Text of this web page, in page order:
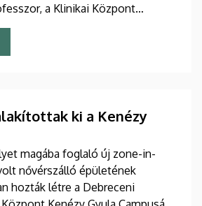
a Klinikai Központ
Anna ápolási és
adta át pénteken
között az Elnöki Hivatalban.
ki a Kenézy
magába foglaló új zone-in-
nővérszálló épületének
hozták létre a Debreceni